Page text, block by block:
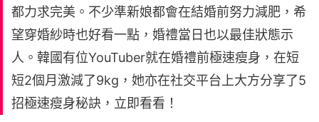
都力求完美。不少準新娘都會在結婚前努力減肥，希
望穿婚紗時也好看一點，婚禮當日也以最佳狀態示
人。韓國有位YouTuber就在婚禮前極速瘦身，在短
短2個月激減了9kg，她亦在社交平台上大方分享了5
招極速瘦身秘訣，立即看看！